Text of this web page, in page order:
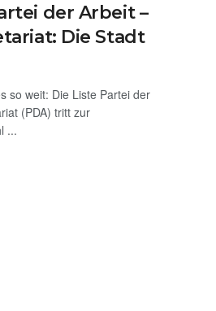
der Arbeit –
Die Stadt
so weit: Die Liste Partei der
(PDA) tritt zur
...